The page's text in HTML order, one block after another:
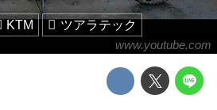
www.youtube.com
KTM ツアラテック